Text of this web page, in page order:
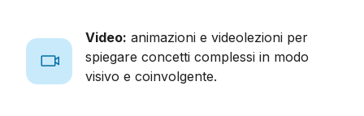
Video: animazioni e videolezioni per
spiegare concetti complessi in modo
visivo e coinvolgente.